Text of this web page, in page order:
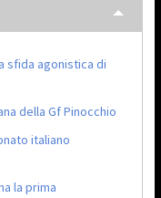
sfida agonistica di
della Gf Pinocchio
italiano
la prima